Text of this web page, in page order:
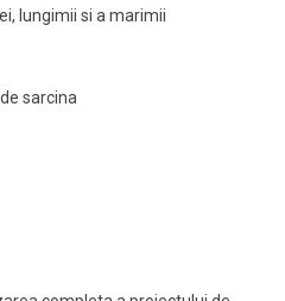
lungimii si a marimii
sarcina